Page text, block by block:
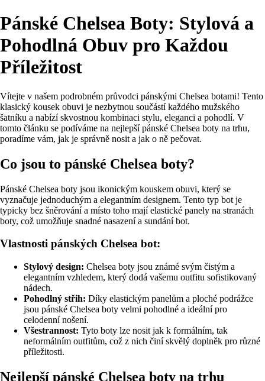
Pánské Chelsea Boty: Stylová a
Pohodlná Obuv pro Každou
Příležitost
Vítejte v našem podrobném průvodci pánskými Chelsea botami! Tento
klasický kousek obuvi je nezbytnou součástí každého mužského
šatníku a nabízí skvostnou kombinaci stylu, eleganci a pohodlí. V
tomto článku se podíváme na nejlepší pánské Chelsea boty na trhu,
poradíme vám, jak je správně nosit a jak o ně pečovat.
Co jsou to pánské Chelsea boty?
Pánské Chelsea boty jsou ikonickým kouskem obuvi, který se
vyznačuje jednoduchým a elegantním designem. Tento typ bot je
typicky bez šněrování a místo toho mají elastické panely na stranách
boty, což umožňuje snadné nasazení a sundání bot.
Vlastnosti pánských Chelsea bot:
Stylový design: Chelsea boty jsou známé svým čistým a
elegantním vzhledem, který dodá vašemu outfitu sofistikovaný
nádech.
Pohodlný střih: Díky elastickým panelům a ploché podrážce
jsou pánské Chelsea boty velmi pohodlné a ideální pro
celodenní nošení.
Všestrannost: Tyto boty lze nosit jak k formálním, tak
neformálním outfitům, což z nich činí skvělý doplněk pro různé
příležitosti.
Nejlepší pánské Chelsea boty na trhu